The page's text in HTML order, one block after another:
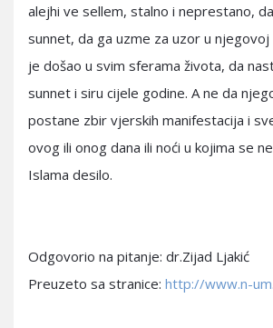
alejhi ve sellem, stalno i neprestano,
sunnet, da ga uzme za uzor u
je došao u svim sferama života, da
sunnet i siru cijele godine. A ne da
postane zbir vjerskih manifestacija i
ovog ili onog dana ili noći u kojima se
Islama desilo.
Odgovorio na pitanje: dr.Zijad Ljakić
Preuzeto sa stranice: http://www.n-